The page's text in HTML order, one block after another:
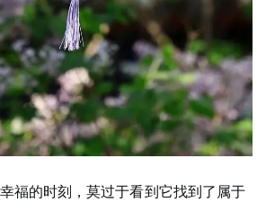
福的时刻，莫过于看到它找到了属于